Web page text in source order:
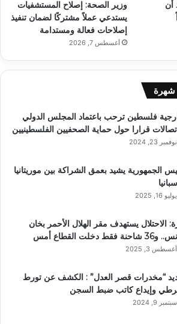
أن
وزير الصحة: إصلاح المستشفيات
يستدعي عملاً مشتركًا لضمان تنفيذ
إصلاحات فعالة ومستدامة
أغسطس 7, 2026
شهرة
فلسطين ترحب باعتماد المجلس الدولي
قرارا حول حماية الصحفيين الفلسطينيين
نوفمبر 23, 2024
الجمهورية يشيد بعمق الشراكة بين موريتانيا
يوليو 16, 2025
الاحتلال يستهدف مقر الهلال الأحمر بخان
فقط دخلت القطاع أمس
أغسطس 3, 2025
“مخدرات قصر العدل” : الكشف عن تورط
وإيداع كاتب ضبط السجن
سبتمبر 9, 2024